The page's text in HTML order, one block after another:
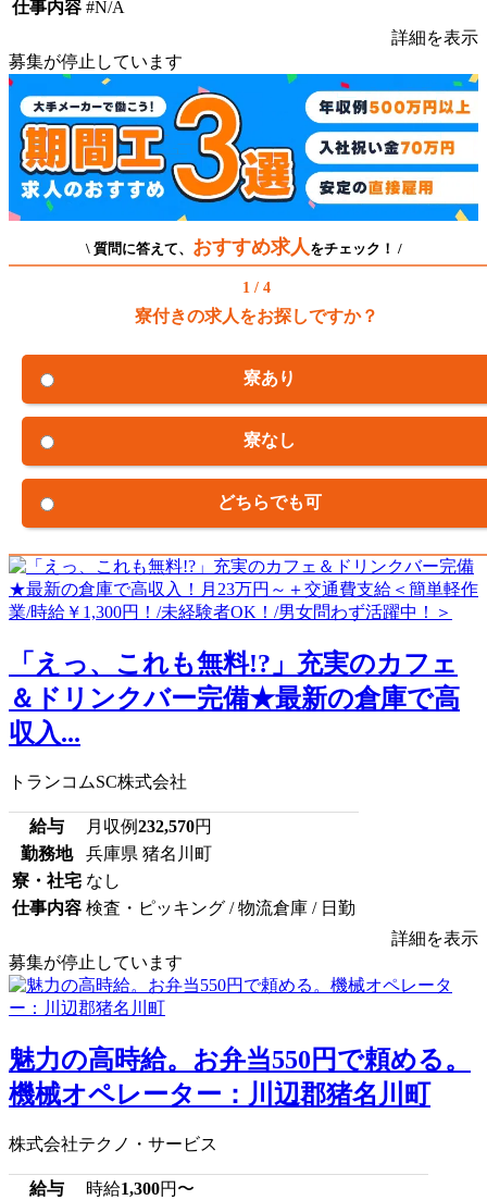
仕事内容 #N/A
詳細を表示
募集が停止しています
\ 質問に答えて、 おすすめ求人 をチェック！ /
1 / 4
寮付きの求人をお探しですか？
寮あり
寮なし
どちらでも可
「えっ、これも無料!?」充実のカフェ
＆ドリンクバー完備★最新の倉庫で高
収入...
トランコムSC株式会社
給与 月収例232,570円
勤務地
兵庫県 猪名川町
寮・社宅 なし
仕事内容 検査・ピッキング / 物流倉庫 / 日勤
詳細を表示
募集が停止しています
魅力の高時給。お弁当550円で頼める。
機械オペレーター：川辺郡猪名川町
株式会社テクノ・サービス
給与 時給1,300円〜